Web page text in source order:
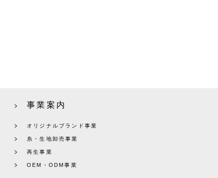
事業案内
オリジナルブランド事業
糸・生地卸売事業
再生事業
OEM・ODM事業